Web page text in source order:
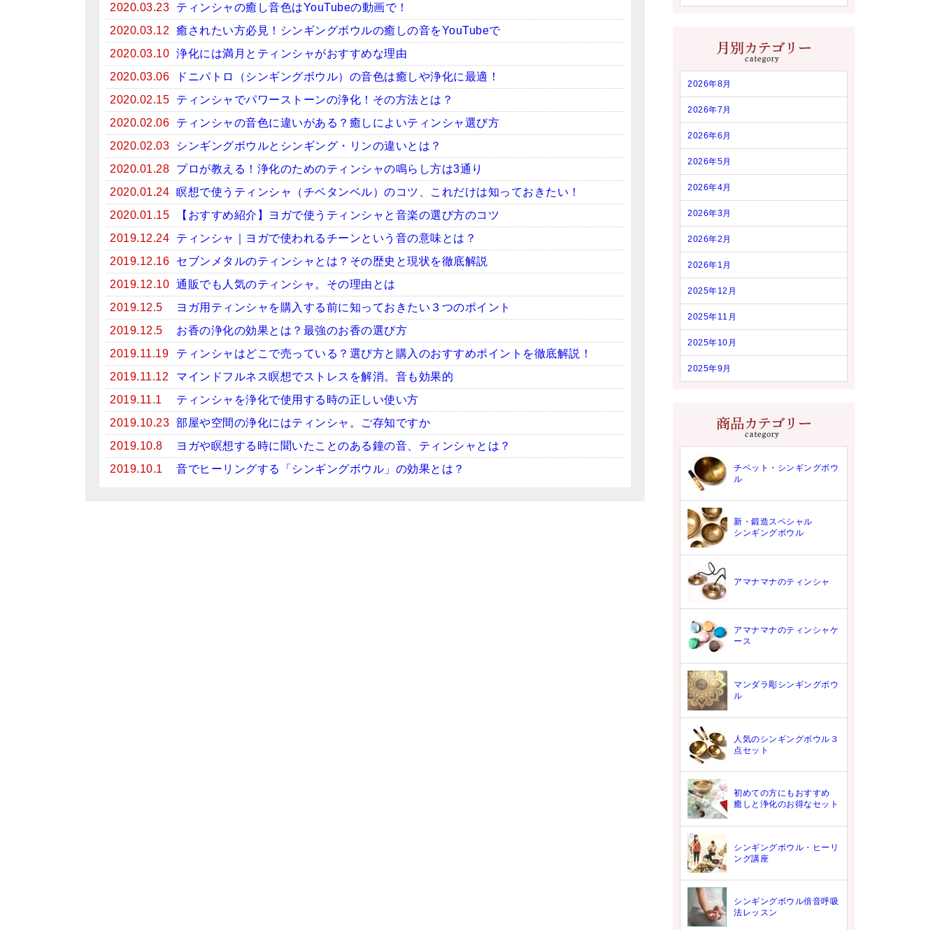
2020.03.23
ティンシャの癒し音色はYouTubeの動画で！
2020.03.12
癒されたい方必見！シンギングボウルの癒しの音をYouTubeで
2020.03.10 浄化には満月とティンシャがおすすめな理由
2020.03.06
ドニパトロ（シンギングボウル）の音色は癒しや浄化に最適！
2020.02.15
ティンシャでパワーストーンの浄化！その方法とは？
2020.02.06
ティンシャの音色に違いがある？癒しによいティンシャ選び方
2020.02.03
シンギングボウルとシンギング・リンの違いとは？
2020.01.28
プロが教える！浄化のためのティンシャの鳴らし方は3通り
2020.01.24 瞑想で使うティンシャ（チベタンベル）のコツ、これだけは知っておきたい！
2020.01.15
【おすすめ紹介】ヨガで使うティンシャと音楽の選び方のコツ
2019.12.24
ティンシャ｜ヨガで使われるチーンという音の意味とは？
2019.12.16
セブンメタルのティンシャとは？その歴史と現状を徹底解説
2019.12.10 通販でも人気のティンシャ。その理由とは
2019.12.5
ヨガ用ティンシャを購入する前に知っておきたい３つのポイント
2019.12.5
お香の浄化の効果とは？最強のお香の選び方
2019.11.19
ティンシャはどこで売っている？選び方と購入のおすすめポイントを徹底解説！
2019.11.12
マインドフルネス瞑想でストレスを解消。音も効果的
2019.11.1
ティンシャを浄化で使用する時の正しい使い方
2019.10.23 部屋や空間の浄化にはティンシャ。ご存知ですか
2019.10.8
ヨガや瞑想する時に聞いたことのある鐘の音、ティンシャとは？
2019.10.1
音でヒーリングする「シンギングボウル」の効果とは？
2026年8月
2026年7月
2026年6月
2026年5月
2026年4月
2026年3月
2026年2月
2026年1月
2025年12月
2025年11月
2025年10月
2025年9月
チベット・シンギングボウ
ル
新・鍛造スペシャル
シンギングボウル
アマナマナのティンシャ
アマナマナのティンシャケ
ース
マンダラ彫シンギングボウ
ル
人気のシンギングボウル３
点セット
初めての方にもおすすめ
癒しと浄化のお得なセット
シンギングボウル・ヒーリ
ング講座
シンギングボウル倍音呼吸
法レッスン